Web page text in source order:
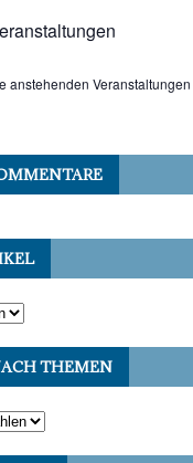
anstehenden
THEMEN